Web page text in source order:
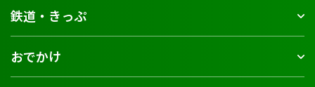
鉄道・きっぷ
おでかけ